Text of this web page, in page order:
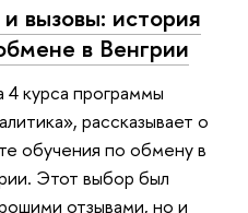
вызовы: история
в Венгрии
курса программы
рассказывает о
обучения по обмену в
Этот выбор был
отзывами, но и